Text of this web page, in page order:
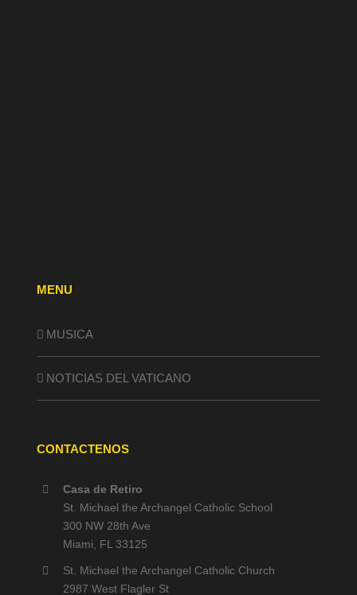
MENU
MUSICA
NOTICIAS DEL VATICANO
CONTACTENOS
Casa de Retiro
St. Michael the Archangel Catholic School
300 NW 28th Ave
Miami, FL 33125
St. Michael the Archangel Catholic Church
2987 West Flagler St